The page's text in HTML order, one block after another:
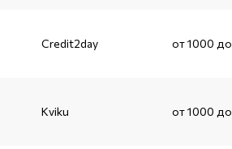
Credit2day от 1000
Kviku от 1000